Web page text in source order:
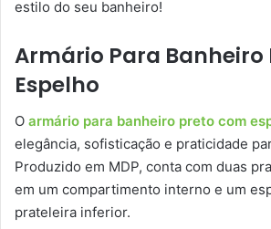
estilo do seu banheiro!
Armário Para Banheiro
Espelho
O armário para banheiro preto com
elegância, sofisticação e praticidade
Produzido em MDP, conta com duas
em um compartimento interno e um
prateleira inferior.